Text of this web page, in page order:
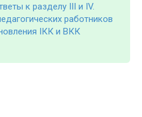
к разделу III и IV.
работников
IКК и ВКК